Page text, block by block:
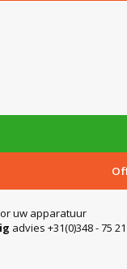
uw apparatuur
advies +31(0)348 - 75